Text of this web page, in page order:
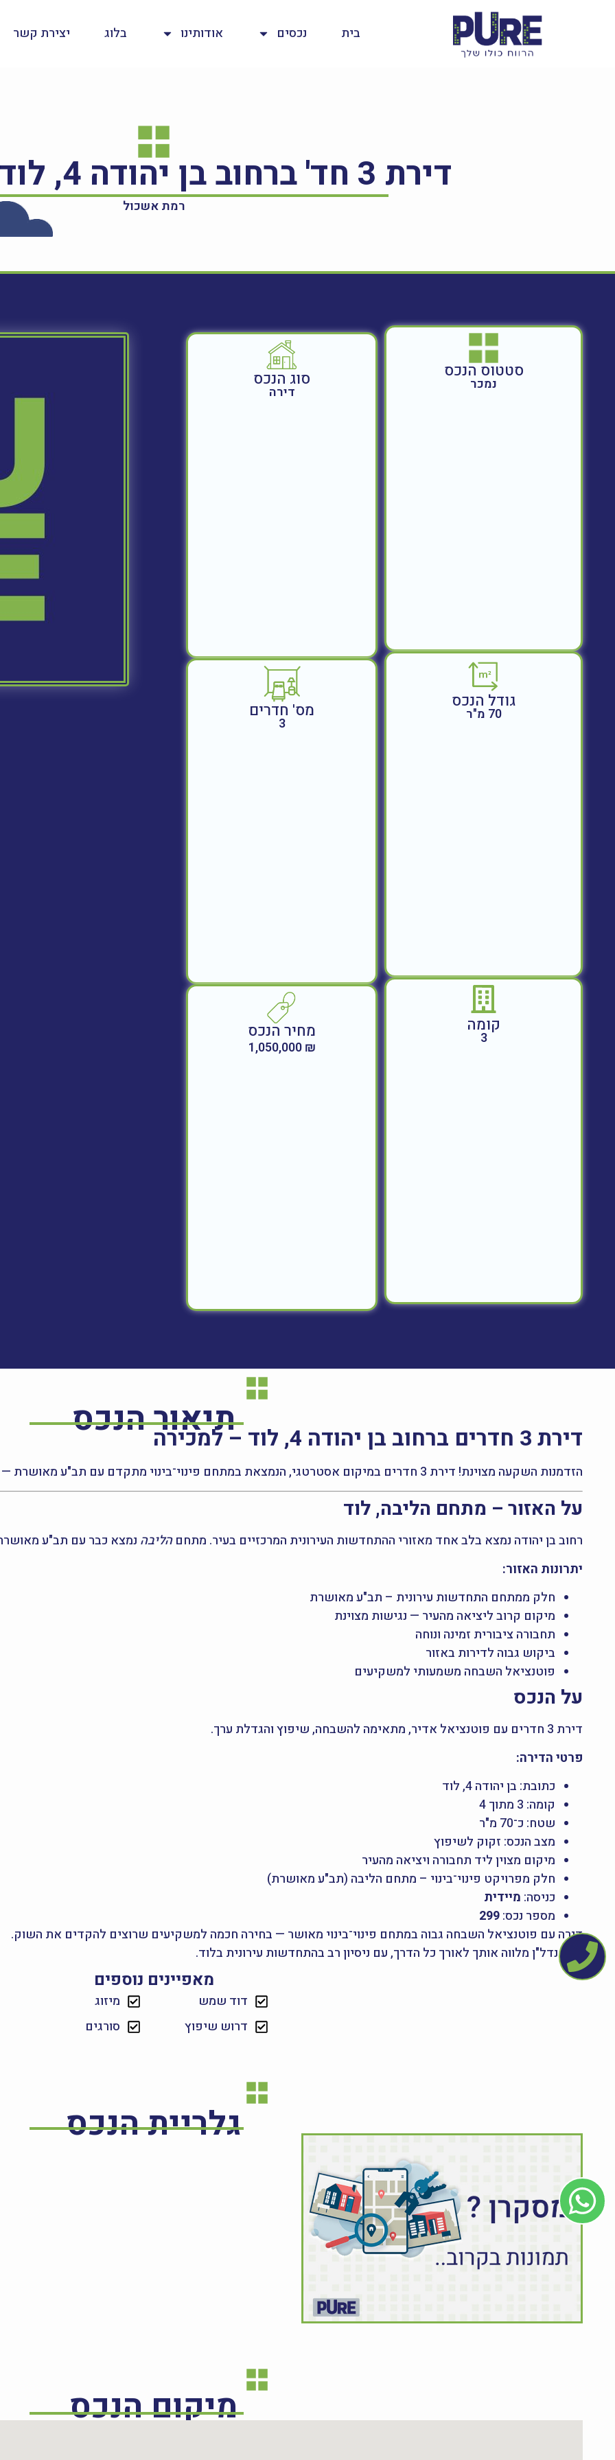
בית נכסים אודותינו בלוג יצירת קשר
דירת 3 חד' ברחוב בן יהודה 4, לוד – למכירה
רמת אשכול
סטטוס הנכס
נמכר
גודל הנכס
70 מ"ר
קומה
3
סוג הנכס
דירה
מס' חדרים
3
מחיר הנכס
₪ 1,050,000
תיאור הנכס דירת 3 חדרים ברחוב בן יהודה 4, לוד – למכירה
הזדמנות השקעה מצוינת! דירת 3 חדרים במיקום אסטרטגי, הנמצאת במתחם פינוי־בינוי מתקדם עם תב"ע מאושרת — פוטנציאל השבחה גבוה במיוחד.
על האזור – מתחם הליבה, לוד
רחוב בן יהודה נמצא בלב אחד מאזורי ההתחדשות העירונית המרכזיים בעיר. מתחםהליבה נמצא כבר עם תב"ע
יתרונות האזור:
חלק ממתחם התחדשות עירונית – תב"ע מאושרת
מיקום קרוב ליציאה מהעיר — נגישות מצוינת
תחבורה ציבורית זמינה ונוחה
ביקוש גבוה לדירות באזור
פוטנציאל השבחה משמעותי למשקיעים
על הנכס
דירת 3 חדרים עם פוטנציאל אדיר, מתאימה להשבחה, שיפוץ והגדלת ערך.
פרטי הדירה:
כתובת: בן יהודה 4, לוד
קומה: 3 מתוך 4
שטח: כ־70 מ"ר
מצב הנכס: זקוק לשיפוץ
מיקום מצוין ליד תחבורה ויציאה מהעיר
חלק מפרויקט פינוי־בינוי – מתחם הליבה (תב"ע מאושרת)
כניסה: מיידית
מספר נכס:299
דירה עם פוטנציאל השבחה גבוה במתחם פינוי־בינוי מאושר — בחירה חכמה למשקיעים שרוצים להקדים את השוק.
פיור נדל"ן מלווה אותך לאורך כל הדרך, עם ניסיון רב בהתחדשות עירונית בלוד.
מאפיינים נוספים
דוד שמש
מיזוג
דרוש שיפוץ
סורגים
גלריית הנכס
מיקום הנכס